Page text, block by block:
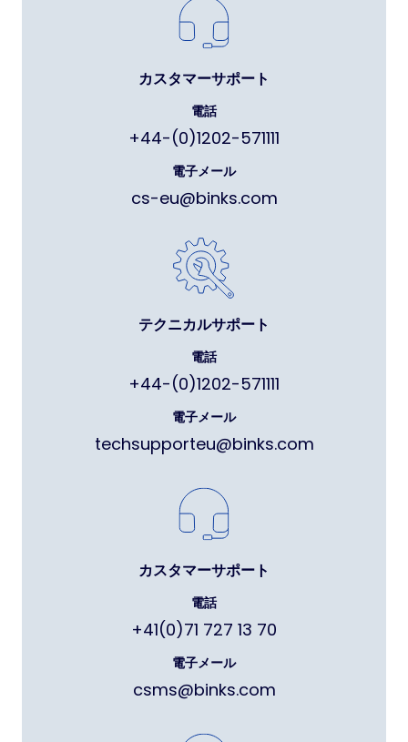
カスタマーサポート
電話
+44-(0)1202-571111
電子メール
cs-eu@binks.com
テクニカルサポート
電話
+44-(0)1202-571111
電子メール
techsupporteu@binks.com
カスタマーサポート
電話
+41(0)71 727 13 70
電子メール
csms@binks.com